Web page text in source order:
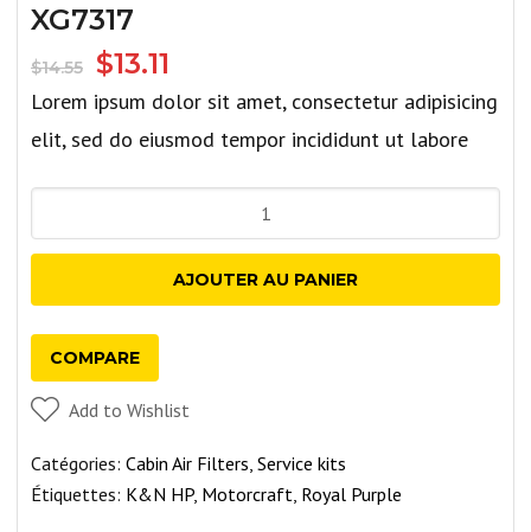
XG7317
$14.55 $13.11
Lorem ipsum dolor sit amet, consectetur adipisicing
elit, sed do eiusmod tempor incididunt ut labore
de
Ultra
Synthetic
Oil
Filter,
AJOUTER AU PANIER
COMPARE
Add to Wishlist
Catégories: Cabin Air Filters, Service kits
Étiquettes: K&N HP, Motorcraft, Royal Purple